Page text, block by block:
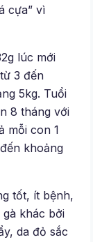
cựa” vì
lúc mới
3 đến
5kg. Tuổi
8 tháng với
mỗi con 1
khoảng
tốt, ít bệnh,
gà khác bởi
da đỏ sắc